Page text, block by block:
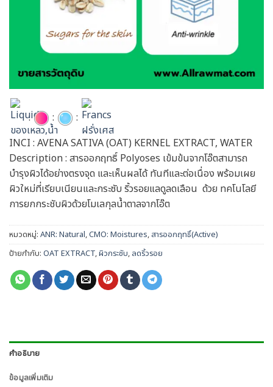
: :
:
INCI : AVENA SATIVA (OAT) KERNEL EXTRACT, WATER
Description : สารออกฤทธิ์ Polyoses เข้มข้นจากโอ๊ตสามารถ
บำรุงผิวได้อย่างตรงจุด และเห็นผลได้ ทันทีและต่อเนื่อง พร้อมเผย
ผิวใหม่ที่เรียบเนียนและกระซับ ริ้วรอยแลดูลดเลือน ด้วย ทคโนโลยี
การยกกระชับผิวด้วยโมเลกุลน้ำตาลจากโอ๊ต
หมวดหมู่: ANR: Natural,CMO: Moistures, สารออกฤทธิ์(Active)
ป้ายกำกับ: OAT EXTRACT,ผิวกระชับ, ลดริ้วรอย
คำอธิบาย
ข้อมูลเพิ่มเติม